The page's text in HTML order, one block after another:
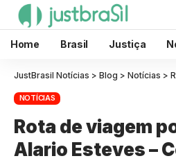
Home Brasil Justiça
JustBrasil Notícias > Blog > Notícias >
NOTÍCIAS
Rota de viagem
Alario Esteves –